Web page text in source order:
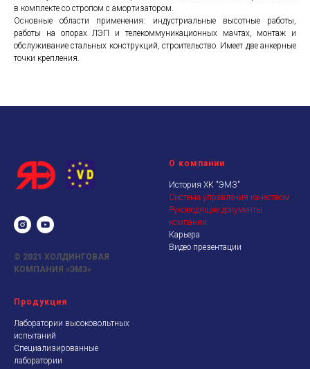
в комплекте со стропом с амортизатором.
Основные области применения: индустриальные высотные работы,
работы на опорах ЛЭП и телекоммуникационных мачтах, монтаж и
обслуживание стальных конструкций, строительство. Имеет две анкерные
точки крепления.
© 2021 ХОЛДИНГОВАЯ
КОМПАНИЯ «ЭМЗ»
О компании
История ХК "ЭМЗ"
Система управления качеством
Руководящие документы
компании
Карьера
Видео презентации
Продукция
Лаборатории высоковольтных
испытаний
Специализированные
лаборатории